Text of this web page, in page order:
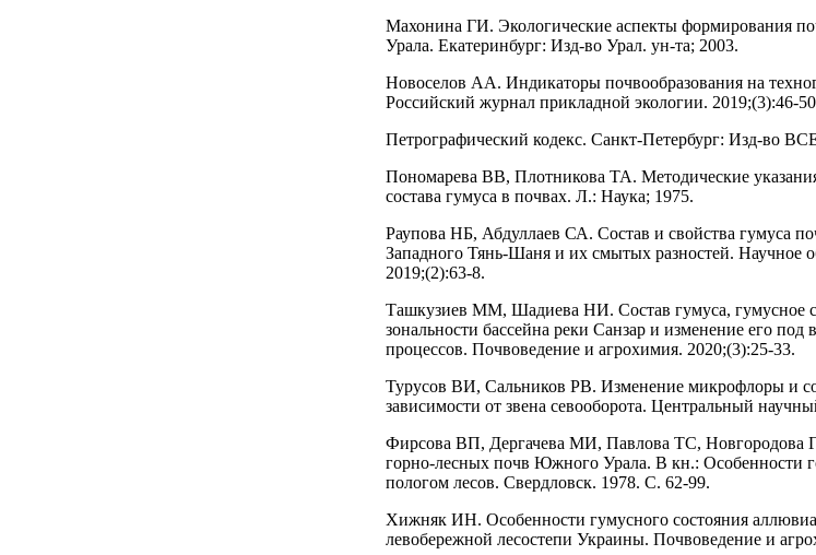
Махонина ГИ. Экологические аспекты формирования
Урала. Екатеринбург: Изд-во Урал. ун-та; 2003.
Новоселов АА. Индикаторы почвообразования на
Российский журнал прикладной экологии. 2019;(3):46-
Петрографический кодекс. Санкт-Петербург: Изд-во
Пономарева ВВ, Плотникова ТА. Методические
состава гумуса в почвах. Л.: Наука; 1975.
Раупова НБ, Абдуллаев СА. Состав и свойства гумуса
Западного Тянь-Шаня и их смытых разностей. Научное
2019;(2):63-8.
Ташкузиев ММ, Шадиева НИ. Состав гумуса, гумусное
зональности бассейна реки Санзар и изменение его
процессов. Почвоведение и агрохимия. 2020;(3):25-33.
Турусов ВИ, Сальников РВ. Изменение микрофлоры и
зависимости от звена севооборота. Центральный
Фирсова ВП, Дергачева МИ, Павлова ТС, Новгородова
горно-лесных почв Южного Урала. В кн.: Особенности
пологом лесов. Свердловск. 1978. С. 62-99.
Хижняк ИН. Особенности гумусного состояния
левобережной лесостепи Украины. Почвоведение и